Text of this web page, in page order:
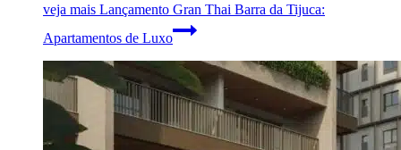
veja mais Lançamento Gran Thai Barra da Tijuca:
Apartamentos de Luxo